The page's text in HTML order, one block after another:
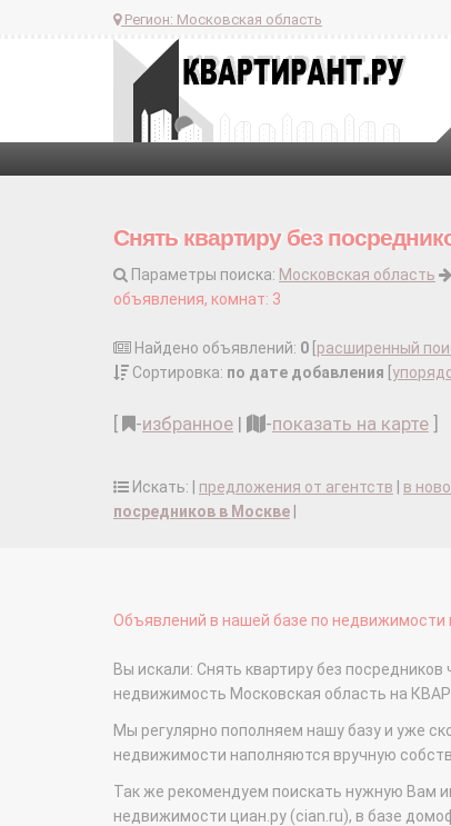
Регион: Московская область
Снять квартиру без
Параметры поиска: Московская область
объявления, комнат: 3
Найдено объявлений: 0 расширенный
Сортировка: по дате добавления
-избранное | -показать на карте
Искать: | предложения от агентств в
посредников в Москве
Объявлений в нашей базе по недвижимости
Вы искали: Снять квартиру без
недвижимость Московская область на
Мы регулярно пополняем нашу базу и уже
недвижимости наполняются вручную
Так же рекомендуем поискать нужную Вам
недвижимости циан.ру (cian.ru), в базе